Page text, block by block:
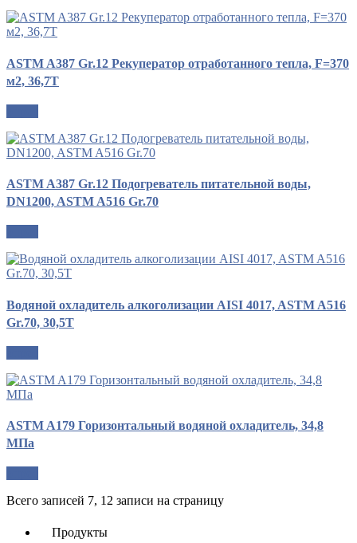
ASTM A387 Gr.12 Рекуператор отработанного тепла, F=370
м2, 36,7T
ASTM A387 Gr.12 Подогреватель питательной воды,
DN1200, ASTM A516 Gr.70
Водяной охладитель алкоголизации AISI 4017, ASTM A516
Gr.70, 30,5T
ASTM A179 Горизонтальный водяной охладитель, 34,8
МПа
Всего записей 7, 12 записи на страницу
Продукты